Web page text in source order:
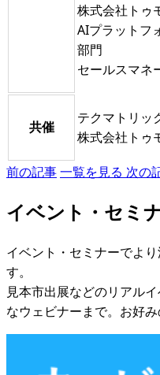
株式会社トゥ
AIプラットフ
部門
セールスマネ
共催
テクマトリッ
株式会社トゥ
前の記事一覧を見る 次の
イベント・セミ
イベント・セミナーでよ
す。
見本市出展などのリアル
なウェビナーまで。お好